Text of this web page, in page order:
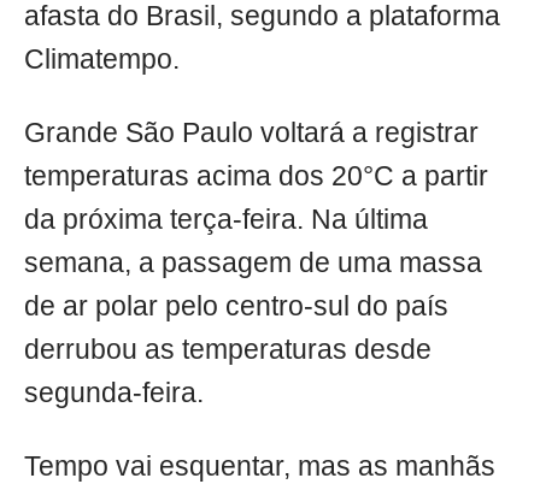
afasta do Brasil, segundo a plataforma
Climatempo.
Grande São Paulo voltará a registrar
temperaturas acima dos 20°C a partir
da próxima terça-feira. Na última
semana, a passagem de uma massa
de ar polar pelo centro-sul do país
derrubou as temperaturas desde
segunda-feira.
Tempo vai esquentar, mas as manhãs